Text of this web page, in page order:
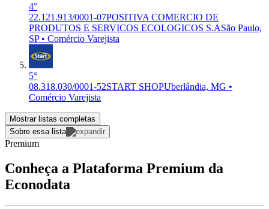
4°
22.121.913/0001-07POSITIVA COMERCIO DE
PRODUTOS E SERVICOS ECOLOGICOS S.ASão Paulo,
SP • Comércio Varejista
5°
08.318.030/0001-52START SHOPUberlândia, MG •
Comércio Varejista
Mostrar listas completas
Sobre essa lista
Premium
Conheça a Plataforma Premium da
Econodata